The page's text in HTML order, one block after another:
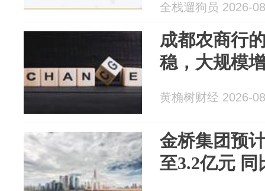
全栈遛狗员 2026-
成都农商行
稳，大规模
黄桷树财经 2026-
金桥集团预
至3.2亿元 同